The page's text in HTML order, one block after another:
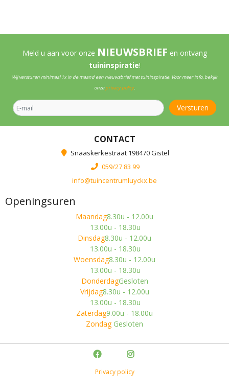
Meld u aan voor onze NIEUWSBRIEF en ontvang
tuininspiratie!
Wij versturen minimaal 1x in de maand een nieuwsbrief met tuininspiratie. Voor meer info, bekijk
onzeprivacy policy.
CONTACT
Snaaskerkestraat 198470 Gistel
059/27 83 99
info@tuincentrumluyckx.be
Openingsuren
Maandag8.30u - 12.00u
13.00u - 18.30u
Dinsdag8.30u - 12.00u
13.00u - 18.30u
Woensdag8.30u - 12.00u
13.00u - 18.30u
DonderdagGesloten
Vrijdag8.30u - 12.00u
13.00u - 18.30u
Zaterdag9.00u - 18.00u
Zondag Gesloten
Privacy policy